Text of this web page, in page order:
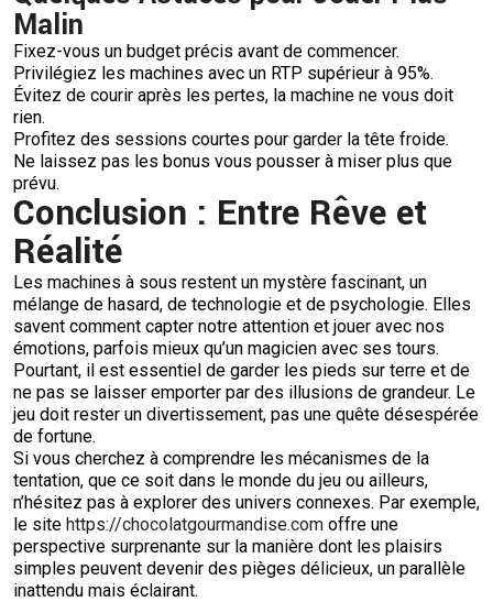
Malin
Fixez-vous un budget précis avant de commencer.
Privilégiez les machines avec un RTP supérieur à 95%.
Évitez de courir après les pertes, la machine ne vous doit
rien.
Profitez des sessions courtes pour garder la tête froide.
Ne laissez pas les bonus vous pousser à miser plus que
prévu.
Conclusion : Entre Rêve et
Réalité
Les machines à sous restent un mystère fascinant, un
mélange de hasard, de technologie et de psychologie. Elles
savent comment capter notre attention et jouer avec nos
émotions, parfois mieux qu’un magicien avec ses tours.
Pourtant, il est essentiel de garder les pieds sur terre et de
ne pas se laisser emporter par des illusions de grandeur. Le
jeu doit rester un divertissement, pas une quête désespérée
de fortune.
Si vous cherchez à comprendre les mécanismes de la
tentation, que ce soit dans le monde du jeu ou ailleurs,
n’hésitez pas à explorer des univers connexes. Par exemple,
le site https://chocolatgourmandise.com offre une
perspective surprenante sur la manière dont les plaisirs
simples peuvent devenir des pièges délicieux, un parallèle
inattendu mais éclairant.